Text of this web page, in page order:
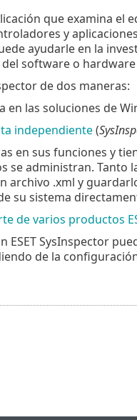
que examina
y
ayudarle en la
software o
de dos maneras:
las soluciones de
independiente(
en sus funciones y
se administran.
archivo .xml y
su sistema
de varios productos
ESET SysInspector
de la